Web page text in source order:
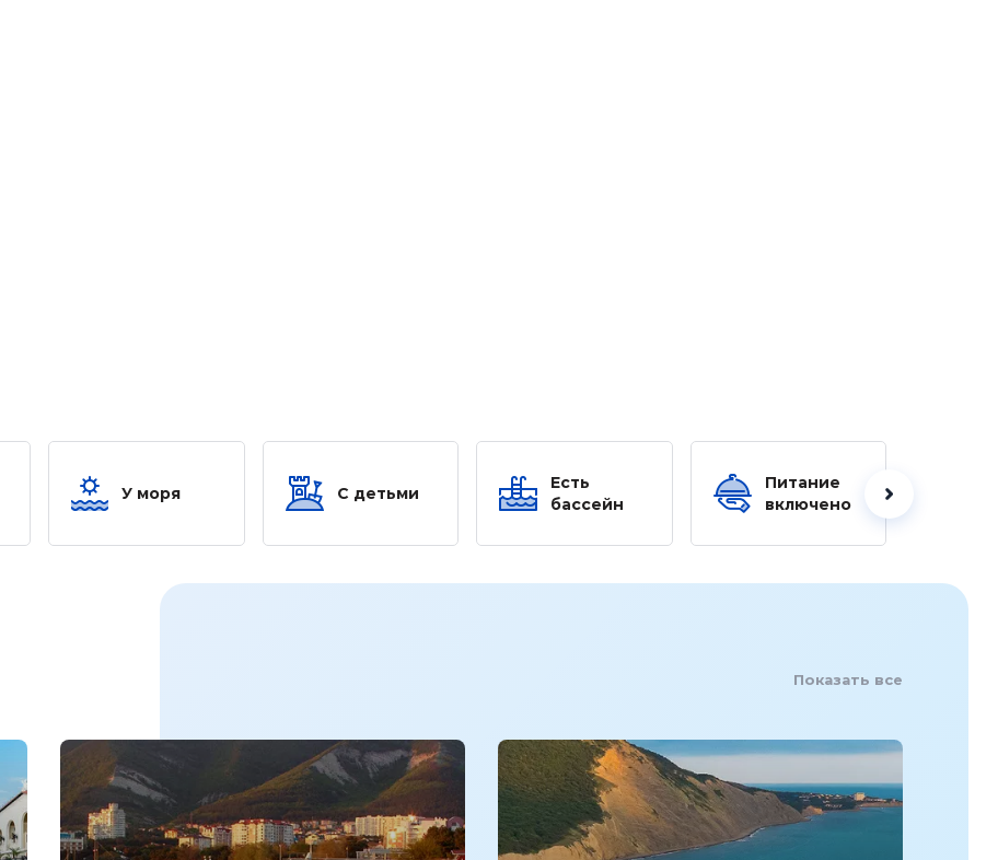
У моря С детьми
Есть
бассейн
Питание
включено
Показать все